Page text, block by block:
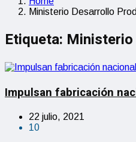
Ministerio Desarrollo
Etiqueta:
Impulsan fabricación
22 julio, 2021
10